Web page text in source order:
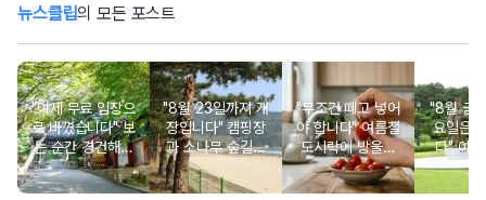
뉴스클립의 모든 포스트
"이제 무료 입장으
로 바꼈습니다" 보
는 순간 경건해지
고 마음이 편안해
지는 사찰 여행지
"8월 23일까지 개
장입니다" 캠핑장
과 소나무 숲길이
붙어있는 조용한
남해 해수욕장
"무조건 떼고 넣어
야 합니다" 여름철
도시락에 방울토
마토 꼭지 그대로
넣으면 생기는 일
"8월 금
요일은
다" 이
무료로
한 의미